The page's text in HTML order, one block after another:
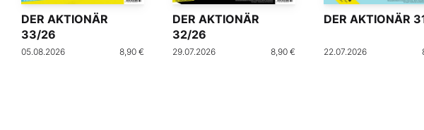
DER AKTIONÄR
33/26
05.08.2026 8,90 €
DER AKTIONÄR
32/26
29.07.2026 8,90 €
DER AKTIONÄR
22.07.2026